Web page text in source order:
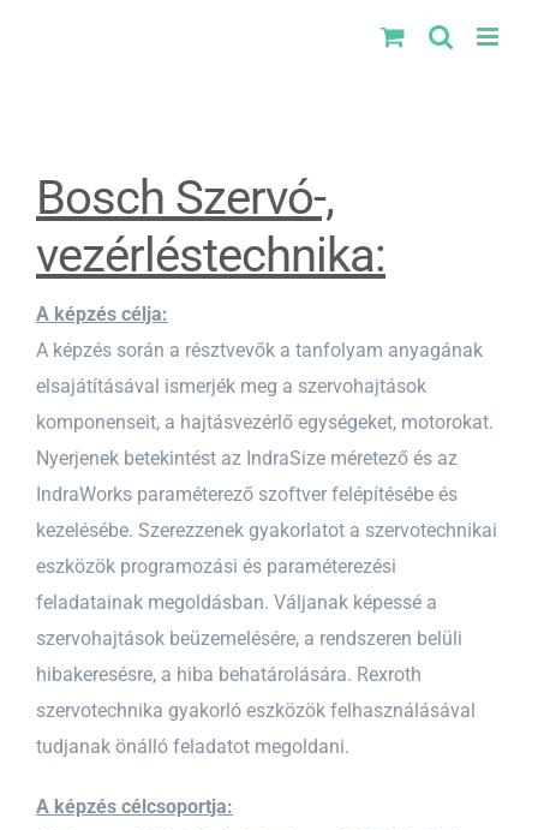
Bosch Szervó-,
vezérléstechnika:
A képzés célja:
A képzés során a résztvevők a tanfolyam anyagának
elsajátításával ismerjék meg a szervohajtások
komponenseit, a hajtásvezérlő egységeket, motorokat.
Nyerjenek betekintést az IndraSize méretező és az
IndraWorks paraméterező szoftver felépítésébe és
kezelésébe. Szerezzenek gyakorlatot a szervotechnikai
eszközök programozási és paraméterezési
feladatainak megoldásban. Váljanak képessé a
szervohajtások beüzemelésére, a rendszeren belüli
hibakeresésre, a hiba behatárolására. Rexroth
szervotechnika gyakorló eszközök felhasználásával
tudjanak önálló feladatot megoldani.
A képzés célcsoportja: